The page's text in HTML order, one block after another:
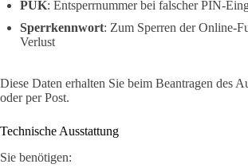
PUK: Entsperrnummer bei falscher PIN-
Sperrkennwort: Zum Sperren der Online-
Verlust
Diese Daten erhalten Sie beim Beantragen des
oder per Post.
Technische Ausstattung
Sie benötigen: